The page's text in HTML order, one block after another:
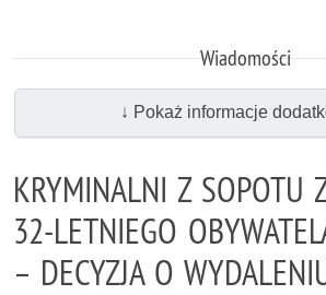
Wiadomości
↓ Pokaż informacje
KRYMINALNI Z SOPOTU
32-LETNIEGO
– DECYZJA O